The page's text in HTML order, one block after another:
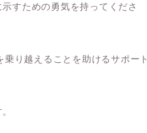
すための勇気を持ってくださ
り越えることを助けるサポート